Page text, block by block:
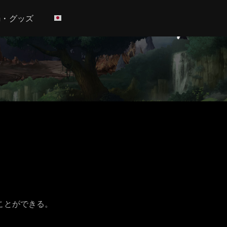
グッズ
ができる。